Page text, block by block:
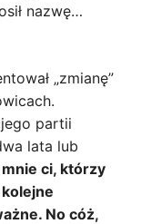
nazwę…
„zmianę”
partii
lata lub
ci, którzy
No cóż,